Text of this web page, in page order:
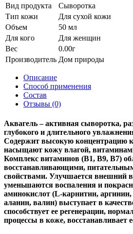
Вид продукта
Сыворотка
Тип кожи
Для сухой кожи
Объем
50 мл
Для кого
Для женщин
Вес
0.00г
Производитель Дом природы
Описание
Способ применения
Состав
Отзывы (0)
Аквагель – активная сыворотка,
глубокого и длительного
Содержит высокую концентрацию
насыщают кожу влагой,
Комплекс витаминов (В1, В9, В7)
восстанавливающими,
свойствами. Улучшается внешний
уменьшаются воспаления и
аминокислот (L-карнитин, аргинин,
аланин, валин) выступает в
способствует ее регенерации,
процессы в коже, восстанавливает